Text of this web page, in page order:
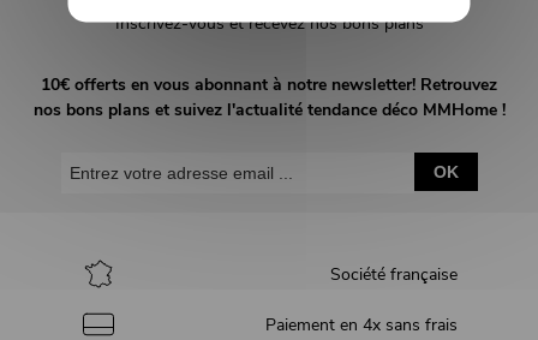
Inscrivez-vous et recevez nos bons plans
10€ offerts en vous abonnant à notre newsletter! Retrouvez
nos bons plans et suivez l'actualité tendance déco MMHome !
OK
Société française
Paiement en 4x sans frais